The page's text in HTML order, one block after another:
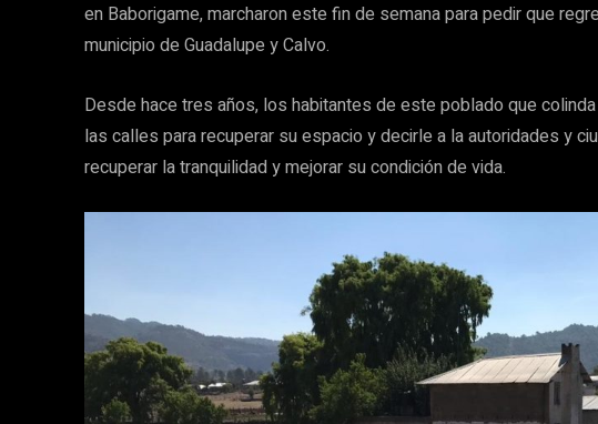
en Baborigame, marcharon este fin de semana para pedir que
municipio de Guadalupe y Calvo.
Desde hace tres años, los habitantes de este poblado que
las calles para recuperar su espacio y decirle a la autoridades y
recuperar la tranquilidad y mejorar su condición de vida.